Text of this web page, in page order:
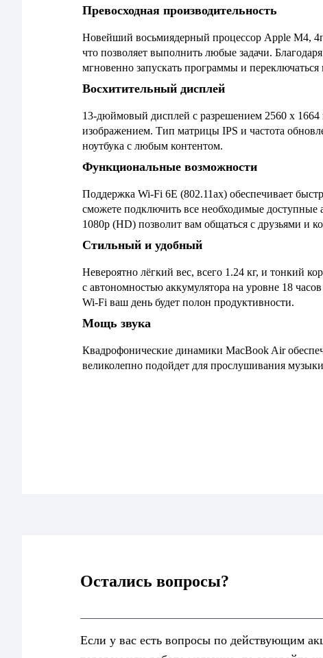
Превосходная производительность
Новейший восьмиядерный процессор Apple M4,
что позволяет выполнить любые задачи.
мгновенно запускать программы и
Восхитительный дисплей
13-дюймовый дисплей с разрешением 2560 x
изображением. Тип матрицы IPS и частота
ноутбука с любым контентом.
Функциональные возможности
Поддержка Wi-Fi 6E (802.11ax) обеспечивает
сможете подключить все необходимые доступные
1080p (HD) позволит вам общаться с друзьями и
Стильный и удобный
Невероятно лёгкий вес, всего 1.24 кг, и тонкий
с автономностью аккумулятора на уровне 18
Wi-Fi ваш день будет полон продуктивности.
Мощь звука
Квадрофонические динамики MacBook Air
великолепно подойдет для прослушивания
Остались вопросы?
Если у вас есть вопросы по действующим